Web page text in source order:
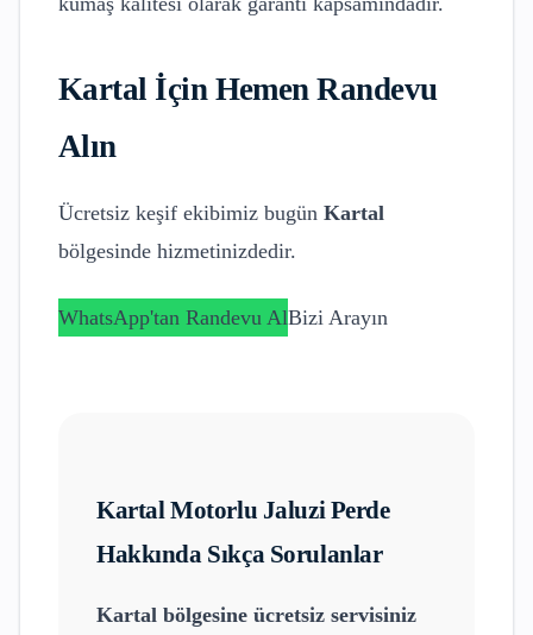
Kartal İçin Hemen Randevu
Alın
Ücretsiz keşif ekibimiz bugün Kartal
bölgesinde hizmetinizdedir.
WhatsApp'tan Randevu AlBizi Arayın
KartalMotorlu Jaluzi Perde
Hakkında Sıkça Sorulanlar
Kartal bölgesine ücretsiz servisiniz